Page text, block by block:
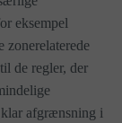
eksempel
zonerelaterede
de regler, der
afgrænsning i